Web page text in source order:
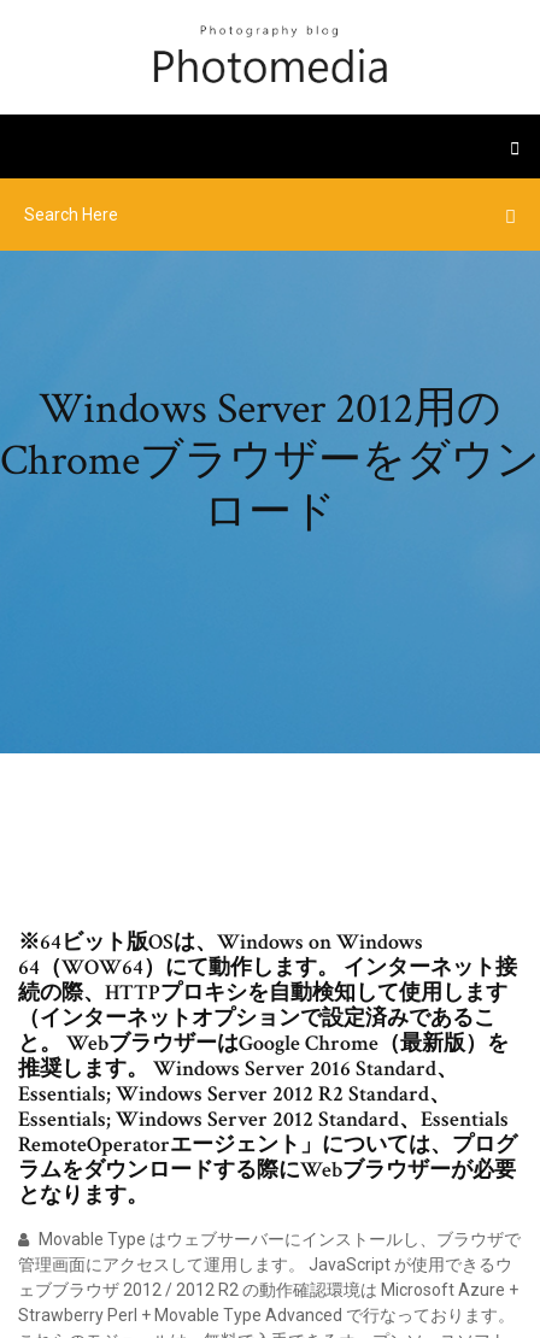
Windows Server 2012用の
Chromeブラウザーをダウン
ロード
※64ビット版OSは、Windows on Windows
64（WOW64）にて動作します。 インターネット接
続の際、HTTPプロキシを自動検知して使用します
（インターネットオプションで設定済みであるこ
と。 WebブラウザーはGoogle Chrome（最新版）を
推奨します。 Windows Server 2016 Standard、
Essentials; Windows Server 2012 R2 Standard、
Essentials; Windows Server 2012 Standard、Essentials
RemoteOperatorエージェント」については、プログ
ラムをダウンロードする際にWebブラウザーが必要
となります。
Movable Type はウェブサーバーにインストールし、ブラウザで
管理画面にアクセスして運用します。 JavaScript が使用できるウ
ェブブラウザ 2012 / 2012 R2 の動作確認環境は Microsoft Azure +
Strawberry Perl + Movable Type Advanced で行なっております。